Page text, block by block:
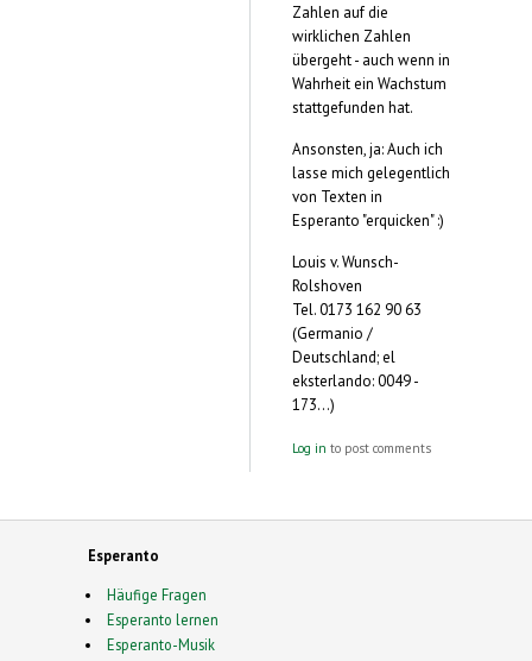
Zahlen auf die
wirklichen Zahlen
übergeht - auch wenn in
Wahrheit ein Wachstum
stattgefunden hat.
Ansonsten, ja: Auch ich
lasse mich gelegentlich
von Texten in
Esperanto "erquicken" :)
Louis v. Wunsch-
Rolshoven
Tel. 0173 162 90 63
(Germanio /
Deutschland; el
eksterlando: 0049 -
173...)
Log in to post comments
Esperanto
Häufige Fragen
Esperanto lernen
Esperanto-Musik